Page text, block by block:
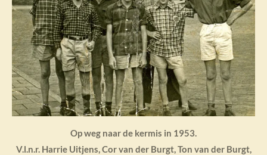
Op weg naar de kermis in 1953.
V.l.n.r. Harrie Uitjens, Cor van der Burgt, Ton van der Burgt,